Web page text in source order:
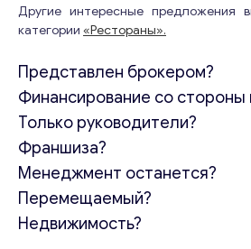
Другие интересные предложения
категории «Рестораны».
Представлен брокером?
Финансирование со стороны
Только руководители?
Франшиза?
Менеджмент останется?
Перемещаемый?
Недвижимость?